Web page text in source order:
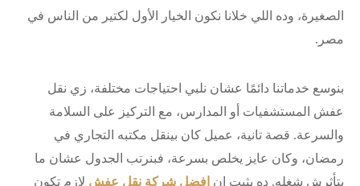
الصغيرة، وده اللي خلانا نكون الخيار الأول لكتير من الناس في
مصر.
بنوسع خدماتنا دائمًا عشان نلبي احتياجات مختلفة، زي نقل
عفش المستشفيات أو المدارس، مع التركيز على السلامة
والسرعة. قصة تانية، عميل كان بينقل مكتبه التجاري في
رمضان، وكان عايز يخلص بسرعة، فبنرتب الجدول عشان ما
يتأثرش شغله. ده يثبت إن افضل شركة نقل عفش لازم تكون